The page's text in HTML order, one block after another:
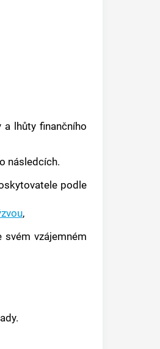
lhůty finančního
následcích.
podle
,
svém vzájemném